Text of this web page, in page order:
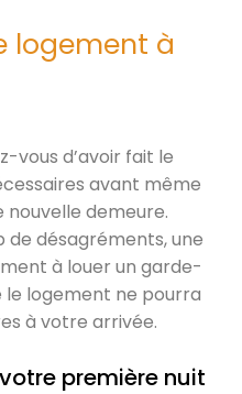
logement à
vous d’avoir fait le
avant même
nouvelle demeure.
de désagréments, une
à louer un garde-
le logement ne pourra
à votre arrivée.
première nuit